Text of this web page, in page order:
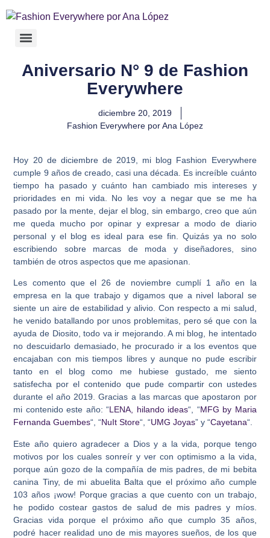
Aniversario N° 9 de Fashion
Everywhere
diciembre 20, 2019
Fashion Everywhere por Ana López
Hoy 20 de diciembre de 2019, mi blog Fashion Everywhere
cumple 9 años de creado, casi una década. Es increíble cuánto
tiempo ha pasado y cuánto han cambiado mis intereses y
prioridades en mi vida. No les voy a negar que se me ha
pasado por la mente, dejar el blog, sin embargo, creo que aún
me queda mucho por opinar y expresar a modo de diario
personal y el blog es ideal para ese fin. Quizás ya no solo
escribiendo sobre marcas de moda y diseñadores, sino
también de otros aspectos que me apasionan.
Les comento que el 26 de noviembre cumplí 1 año en la
empresa en la que trabajo y digamos que a nivel laboral se
siente un aire de estabilidad y alivio. Con respecto a mi salud,
he venido batallando por unos problemitas, pero sé que con la
ayuda de Diosito, todo va ir mejorando. A mi blog, he intentado
no descuidarlo demasiado, he procurado ir a los eventos que
encajaban con mis tiempos libres y aunque no pude escribir
tanto en el blog como me hubiese gustado, me siento
satisfecha por el contenido que pude compartir con ustedes
durante el año 2019. Gracias a las marcas que apostaron por
mi contenido este año: “LENA, hilando ideas“, “MFG by Maria
Fernanda Guembes“, “NuIt Store“, “UMG Joyas” y “Cayetana“.
Este año quiero agradecer a Dios y a la vida, porque tengo
motivos por los cuales sonreír y ver con optimismo a la vida,
porque aún gozo de la compañía de mis padres, de mi bebita
canina Tiny, de mi abuelita Balta que el próximo año cumple
103 años ¡wow! Porque gracias a que cuento con un trabajo,
he podido costear gastos de salud de mis padres y míos.
Gracias vida porque el próximo año que cumplo 35 años,
podré hacer realidad uno de mis mayores sueños, de los que